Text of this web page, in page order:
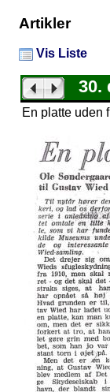
Artikler
Vis Liste
30.
En platte uden